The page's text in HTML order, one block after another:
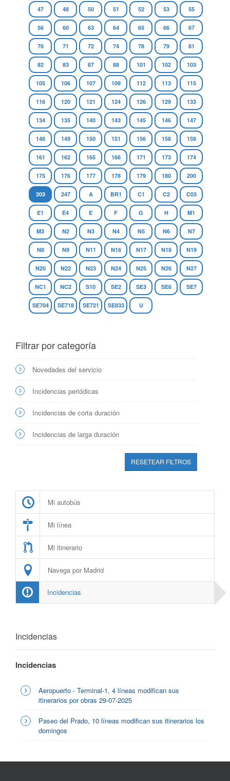
47 48 50 51 52 53 55
56 60 63 64 65 66 67
70 71 72 74 78 79 81
82 83 87 88 101 102 103
105 106 107 109 112 113 115
116 120 121 124 126 129 133
134 135 140 143 145 146 147
148 149 150 151 156 158 159
161 162 165 166 171 173 174
175 176 177 178 179 180 200
203 247 A BR1 C1 C2 C03
E1 E4 E F G H M1
M3 N2 N3 N4 N5 N6 N7
N8 N9 N11 N16 N17 N18 N19
N20 N22 N23 N24 N25 N26 N27
NC1 NC2 S10 SE2 SE3 SE6 SE7
SE704 SE718 SE721 SE833 U
Filtrar por categoría
Novedades del servicio
Incidencias periódicas
Incidencias de corta duración
Incidencias de larga duración
RESETEAR FILTROS
Mi autobús
Mi línea
Mi itinerario
Navega por Madrid
Incidencias
Incidencias
Incidencias
Aeropuerto - Terminal-1, 4 líneas modifican sus
itinerarios por obras 29-07-2025
Paseo del Prado, 10 líneas modifican sus itinerarios los
domingos